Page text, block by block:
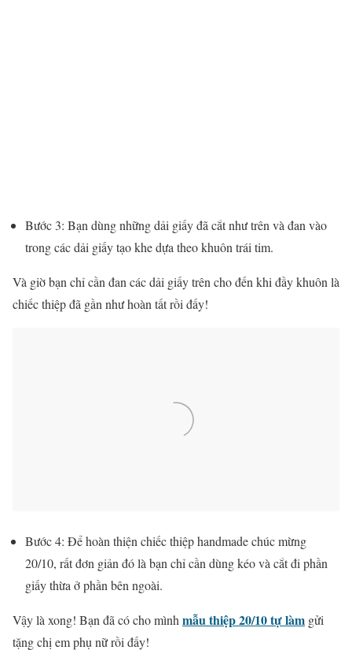
Bước 3: Bạn dùng những dải giấy đã cắt như trên và đan vào
trong các dải giấy tạo khe dựa theo khuôn trái tim.
Và giờ bạn chỉ cần đan các dải giấy trên cho đến khi đầy khuôn là
chiếc thiệp đã gần như hoàn tất rồi đấy!
Bước 4: Để hoàn thiện chiếc thiệp handmade chúc mừng
20/10, rất đơn giản đó là bạn chỉ cần dùng kéo và cắt đi phần
giấy thừa ở phần bên ngoài.
Vậy là xong! Bạn đã có cho mìnhmẫu thiệp 20/10 tự làm gửi
tặng chị em phụ nữ rồi đấy!